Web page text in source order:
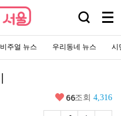
검
창
열
기
메
뉴
전
체
보
비주얼 뉴스 우리동네 뉴스 시
좋
66조회 4,316